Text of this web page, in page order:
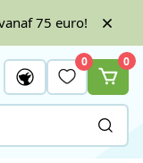
75 euro!
0 0